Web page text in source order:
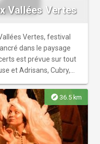
adulte sur l’activité
Vallées Vertes
Vertes, festival
dans le paysage
est prévue sur tout
et Adrisans, Cubry,
invités profiteront
pour
rencontres
ouvertes librement
explore 36.5 km